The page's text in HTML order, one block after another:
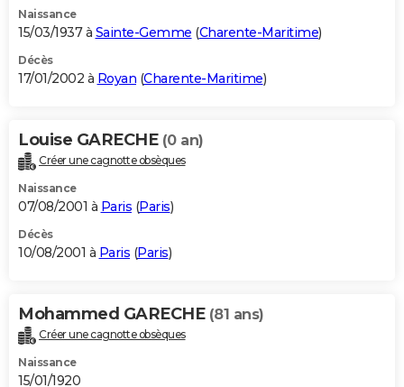
Naissance
15/03/1937 à Sainte-Gemme (Charente-Maritime)
Décès
17/01/2002 à Royan (Charente-Maritime)
Louise GARECHE (0 an)
Créer une cagnotte obsèques
Naissance
07/08/2001 à Paris (Paris)
Décès
10/08/2001 à Paris (Paris)
Mohammed GARECHE (81 ans)
Créer une cagnotte obsèques
Naissance
15/01/1920